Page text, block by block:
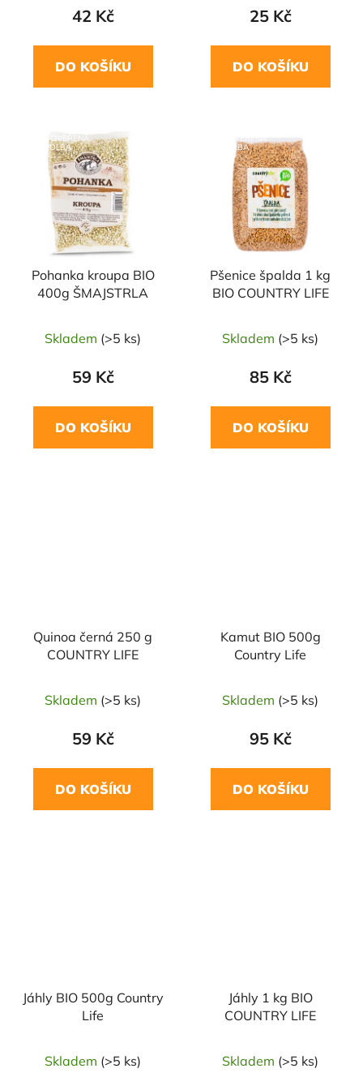
42 Kč
DO KOŠÍKU
25 Kč
DO KOŠÍKU
NAŠE OVĚŘENÁ
VOLBA
Pohanka kroupa BIO
400g ŠMAJSTRLA
Skladem (>5 ks)
59 Kč
DO KOŠÍKU
NAŠE OVĚŘENÁ
VOLBA
Pšenice špalda 1 kg
BIO COUNTRY LIFE
Skladem (>5 ks)
85 Kč
DO KOŠÍKU
Quinoa černá 250 g
COUNTRY LIFE
Skladem (>5 ks)
59 Kč
DO KOŠÍKU
Kamut BIO 500g
Country Life
Skladem (>5 ks)
95 Kč
DO KOŠÍKU
Jáhly BIO 500g Country
Life
Skladem (>5 ks)
Jáhly 1 kg BIO
COUNTRY LIFE
Skladem (>5 ks)